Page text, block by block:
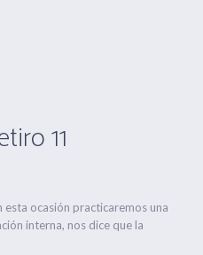
11
esta ocasión practicaremos una
interna, nos dice que la